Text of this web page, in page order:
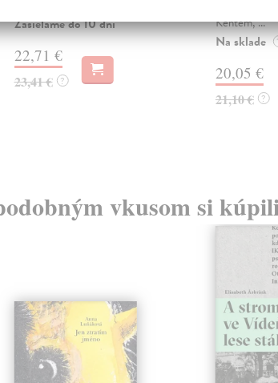
Zasielame do 10 dní
22,71 €
23,41 € ?
Kentem, ...
Na sklade
20,05 €
21,10 € ?
vkusom si